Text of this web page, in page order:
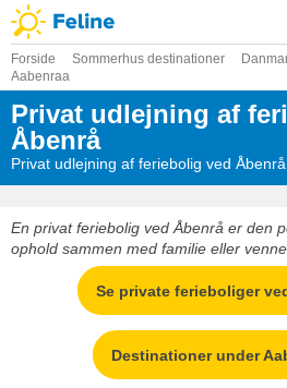
Forside Sommerhus destinationer
Aabenraa
Privat udlejning af
Åbenrå
Privat udlejning af feriebolig ved
En privat feriebolig ved Åbenrå er den
ophold sammen med familie eller
Se private ferieboliger
Destinationer under